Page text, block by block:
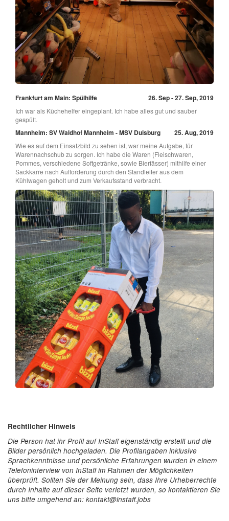
Frankfurt am Main: Spülhilfe 26. Sep - 27. Sep, 2019
Ich war als Küchehelfer eingeplant. Ich habe alles gut und sauber
gespült.
Mannheim: SV Waldhof Mannheim - MSV Duisburg 25. Aug, 2019
Wie es auf dem Einsatzbild zu sehen ist, war meine Aufgabe, für
Warennachschub zu sorgen. Ich habe die Waren (Fleischwaren,
Pommes, verschiedene Softgetränke, sowie Bierfässer) mithilfe einer
Sackkarre nach Aufforderung durch den Standleiter aus dem
Kühlwagen geholt und zum Verkaufsstand verbracht.
Rechtlicher Hinweis
Die Person hat ihr Profil auf InStaff eigenständig erstellt und die
Bilder persönlich hochgeladen. Die Profilangaben inklusive
Sprachkenntnisse und persönliche Erfahrungen wurden in einem
Telefoninterview von InStaff im Rahmen der Möglichkeiten
überprüft. Sollten Sie der Meinung sein, dass Ihre Urheberrechte
durch Inhalte auf dieser Seite verletzt wurden, so kontaktieren Sie
uns bitte umgehend an: kontakt@instaff.jobs